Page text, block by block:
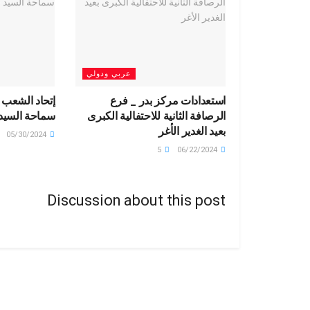
عربي ودولي
استعدادات مركز بدر _ فرع
الرصافة الثانية للاحتفالية الكبرى
بعيد الغدير الأغر
إتحاد
سماحة
Discussion about this post